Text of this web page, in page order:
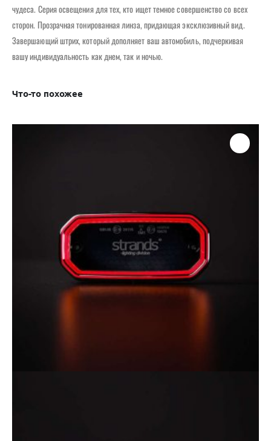
чудеса. Серия освещения для тех, кто ищет темное совершенство со всех
сторон. Прозрачная тонированная линза, придающая эксклюзивный вид.
Завершающий штрих, который дополняет ваш автомобиль, подчеркивая
вашу индивидуальность как днем, так и ночью.
Что-то похожее